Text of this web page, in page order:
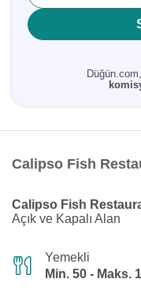
Calipso Fish
Calipso Fish
Açık ve Kapalı Alan
Yemekli
Min. 50 - Maks.